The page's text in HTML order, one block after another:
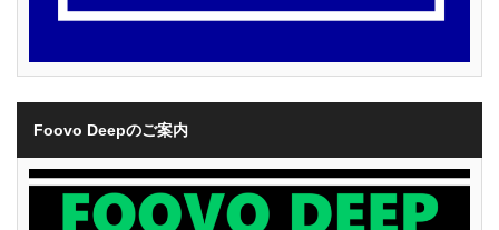
Foovo Deepのご案内